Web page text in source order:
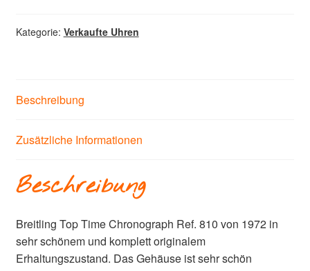
Kategorie: Verkaufte Uhren
Beschreibung
Zusätzliche Informationen
Beschreibung
Breitling Top Time Chronograph Ref. 810 von 1972 in
sehr schönem und komplett originalem
Erhaltungszustand. Das Gehäuse ist sehr schön